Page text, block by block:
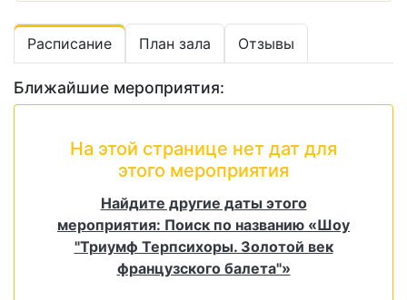
Расписание План зала Отзывы
Ближайшие мероприятия:
На этой странице нет дат для
этого мероприятия
Найдите другие даты этого
мероприятия: Поиск по названию «Шоу
"Триумф Терпсихоры. Золотой век
французского балета"»